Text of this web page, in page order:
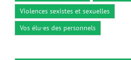
Violences sexistes et sexuelles
Vos élu·es des personnels